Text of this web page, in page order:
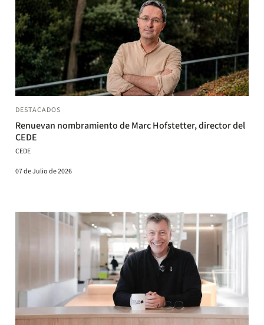
DESTACADOS
Renuevan nombramiento de Marc Hofstetter, director del
CEDE
CEDE
07 de Julio de 2026